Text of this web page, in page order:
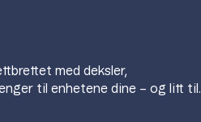
med deksler,
til enhetene dine – og litt til.